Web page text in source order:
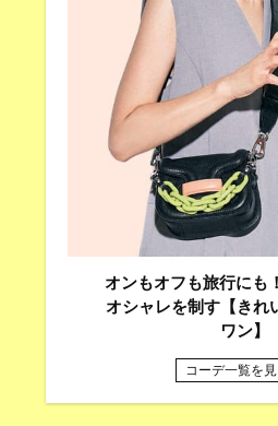
オンもオフも旅行にも
オシャレを制す【きれ
ワン】
コーデ一覧を